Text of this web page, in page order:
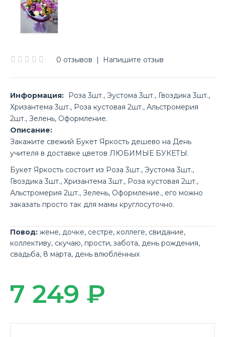
0 отзывов | Напишите отзыв
Информация:
Роза 3шт., Эустома 3шт., Гвоздика 3шт.,
Хризантема 3шт., Роза кустовая 2шт., Альстромерия
2шт., Зелень, Оформление.
Описание:
Закажите свежий Букет Яркость дешево на День
учителя в доставке цветов ЛЮБИМЫЕ БУКЕТЫ.
Букет Яркость состоит из Роза 3шт., Эустома 3шт.,
Гвоздика 3шт., Хризантема 3шт., Роза кустовая 2шт.,
Альстромерия 2шт., Зелень, Оформление., его можно
заказать просто так для мамы круглосуточно.
Повод: жене, дочке, сестре, коллеге, свидание,
коллективу, скучаю, прости, забота, день рождения,
свадьба, 8 марта, день влюблённых
7 249 ₽